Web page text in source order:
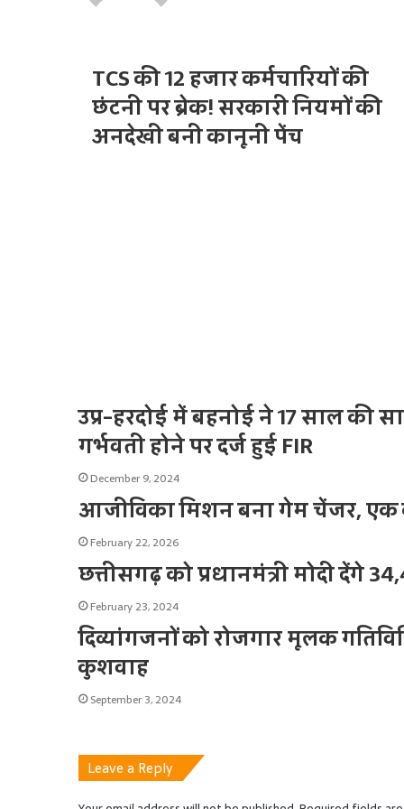
i
t
e
TCS की 12 हजार कर्मचारियों की
छंटनी पर ब्रेक! सरकारी नियमों की
अनदेखी बनी कानूनी पेंच
उप्र-हरदोई में बहनोई ने 17 साल की
गर्भवती होने पर दर्ज हुई FIR
December 9, 2024
आजीविका मिशन बना गेम चेंजर, एक
February 22, 2026
छत्तीसगढ़ को प्रधानमंत्री मोदी देंगे
February 23, 2024
दिव्यांगजनों को रोजगार मूलक
कुशवाह
September 3, 2024
Leave a Reply